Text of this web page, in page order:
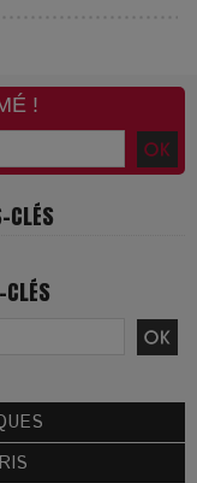
!
CLÉS
CLÉS